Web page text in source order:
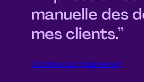
manuelle des
mes clients.”
Commencez gratuitement